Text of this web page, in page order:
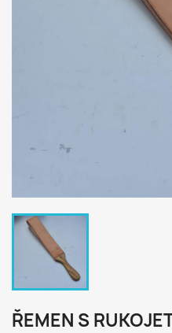
ŘEMEN S